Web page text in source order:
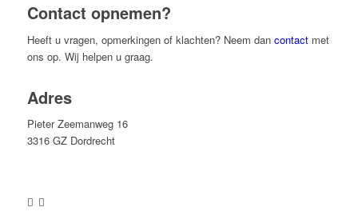
Contact opnemen?
Heeft u vragen, opmerkingen of klachten? Neem dan contactmet
ons op. Wij helpen u graag.
Adres
Pieter Zeemanweg 16
3316 GZ Dordrecht